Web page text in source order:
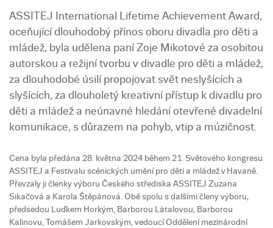
ASSITEJ International Lifetime Achievement Award,
oceňující dlouhodobý přínos oboru divadla pro děti a
mládež, byla udělena paní Zoje Mikotové za osobitou
autorskou a režijní tvorbu v divadle pro děti a mládež,
za dlouhodobé úsilí propojovat svět neslyšících a
slyšících, za dlouholetý kreativní přístup k divadlu pro
děti a mládež a neúnavné hledání otevřené divadelní
komunikace, s důrazem na pohyb, vtip a múzičnost.
Cena byla předána 28. května 2024 během 21. Světového kongresu
ASSITEJ a Festivalu scénických umění pro děti a mládež v Havaně.
Převzaly ji členky výboru Českého střediska ASSITEJ Zuzana
Sikačová a Karola Štěpánová. Obě spolu s dalšími členy výboru,
předsedou Luďkem Horkým, Barborou Látalovou, Barborou
Kalinovu, Tomášem Jarkovským, vedoucí Oddělení mezinárodní